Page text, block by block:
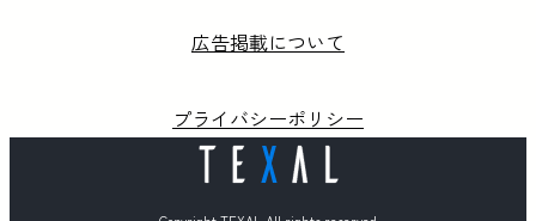
広告掲載について
プライバシーポリシー